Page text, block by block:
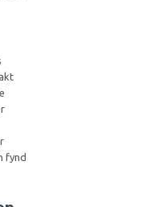
fynd